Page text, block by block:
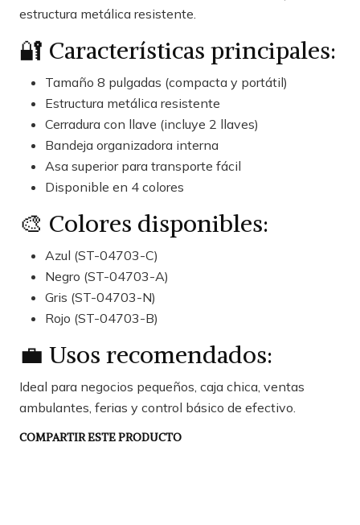
estructura metálica resistente.
🔐 Características principales:
Tamaño 8 pulgadas (compacta y portátil)
Estructura metálica resistente
Cerradura con llave (incluye 2 llaves)
Bandeja organizadora interna
Asa superior para transporte fácil
Disponible en 4 colores
🎨 Colores disponibles:
Azul (ST-04703-C)
Negro (ST-04703-A)
Gris (ST-04703-N)
Rojo (ST-04703-B)
💼 Usos recomendados:
Ideal para negocios pequeños, caja chica, ventas
ambulantes, ferias y control básico de efectivo.
COMPARTIR ESTE PRODUCTO